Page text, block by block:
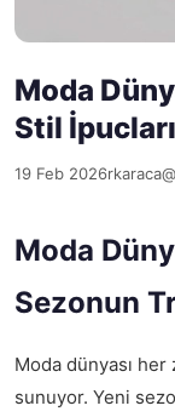
Moda
Stil İpucları
19 Feb 2026
Moda
Sezonun
Moda dünyası
sunuyor. Yeni